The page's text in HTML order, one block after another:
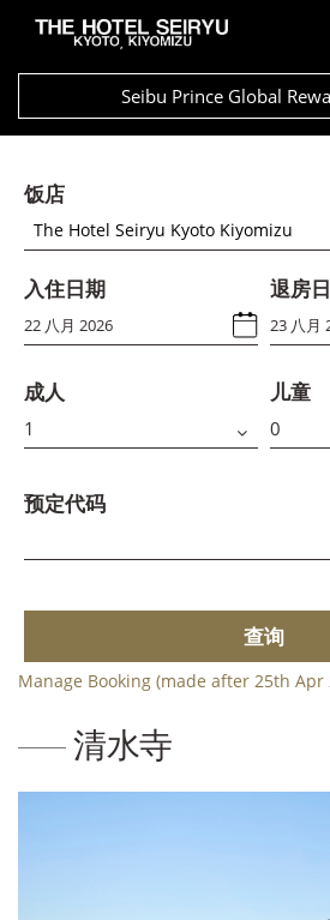
Seibu Prince Global
饭店
The Hotel Seiryu Kyoto Kiyomizu
入住日期 退房
成人 儿童
预定代码
查询
Manage Booking (made after 25th Apr
清水寺